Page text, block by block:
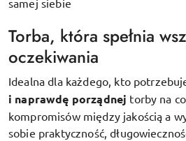
samej siebie
Torba, która spełnia
oczekiwania
Idealna dla każdego, kto
i naprawdę porządnej torby na
kompromisów między jakością a
sobie praktyczność,